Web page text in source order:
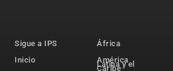
Sigue a IPS
Inicio
África
América
Latina y el
Caribe